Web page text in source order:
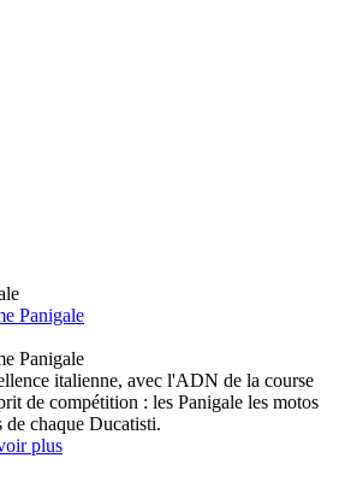
Panigale
Panigale
italienne, avec l'ADN de la course
de compétition : les Panigale les motos
de chaque Ducatisti.
plus